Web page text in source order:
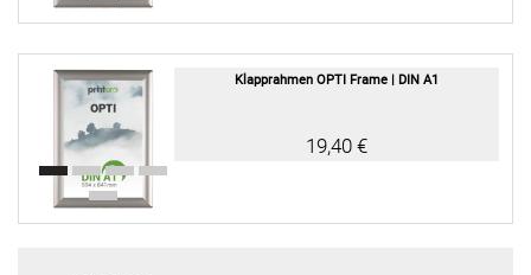
Klapprahmen OPTI Frame | DIN A1
19,40 €